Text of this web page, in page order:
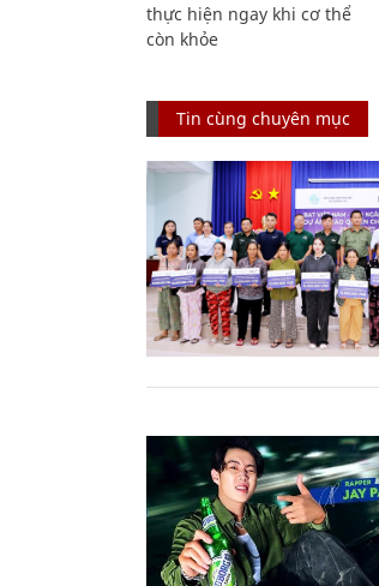
thực hiện ngay khi cơ thể
còn khỏe
Tin cùng chuyên mục